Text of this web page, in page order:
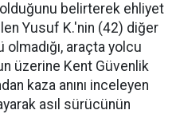
belirterek ehliyet
Yusuf K.'nin (42) diğer
araçta yolcu
üzerine Kent Güvenlik
kaza anını inceleyen
asıl sürücünün